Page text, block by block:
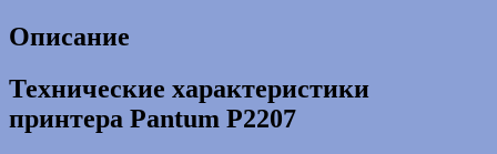
Описание
Технические характеристики
принтера Pantum P2207